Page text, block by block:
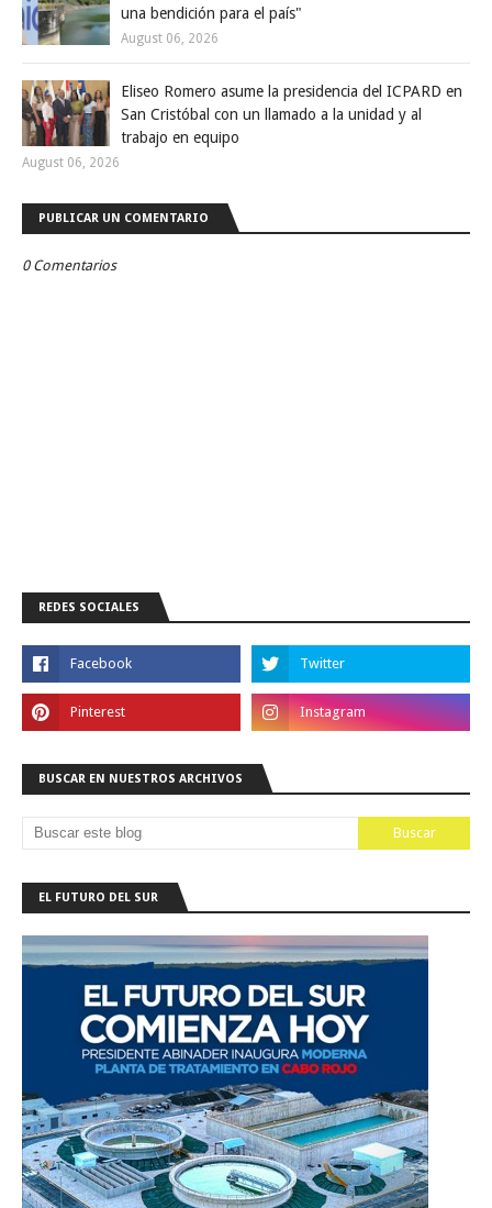
una bendición para el país"
August 06, 2026
Eliseo Romero asume la presidencia del ICPARD en
San Cristóbal con un llamado a la unidad y al
trabajo en equipo
August 06, 2026
PUBLICAR UN COMENTARIO
0 Comentarios
REDES SOCIALES
BUSCAR EN NUESTROS ARCHIVOS
EL FUTURO DEL SUR